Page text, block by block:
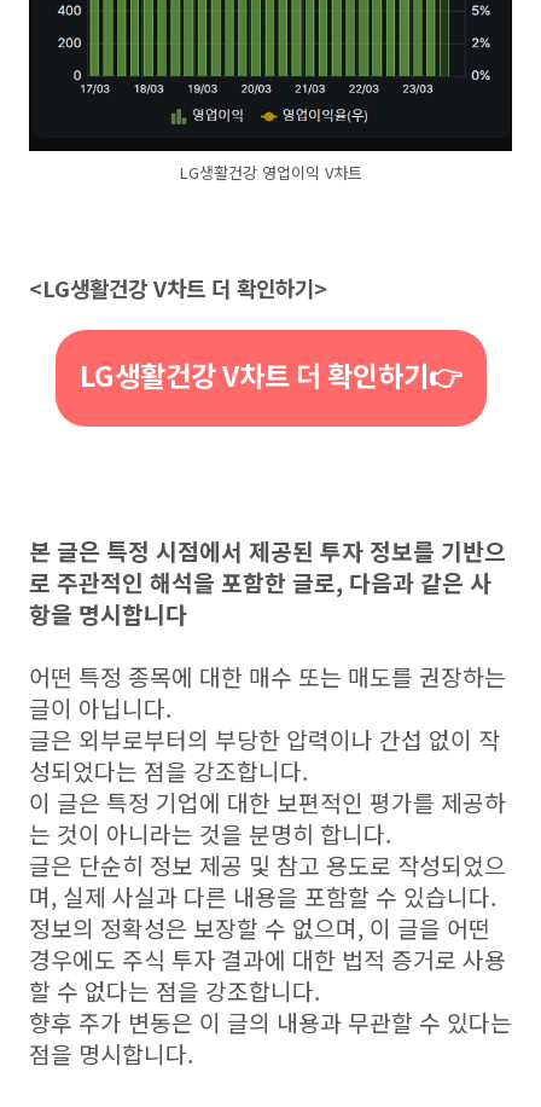
LG생활건강 영업이익 V차트
<LG생활건강 V차트 더 확인하기>
LG생활건강 V차트 더 확인하기👉
본 글은 특정 시점에서 제공된 투자 정보를 기반으
로 주관적인 해석을 포함한 글로, 다음과 같은 사
항을 명시합니다
어떤 특정 종목에 대한 매수 또는 매도를 권장하는
글이 아닙니다.
글은 외부로부터의 부당한 압력이나 간섭 없이 작
성되었다는 점을 강조합니다.
이 글은 특정 기업에 대한 보편적인 평가를 제공하
는 것이 아니라는 것을 분명히 합니다.
글은 단순히 정보 제공 및 참고 용도로 작성되었으
며, 실제 사실과 다른 내용을 포함할 수 있습니다.
정보의 정확성은 보장할 수 없으며, 이 글을 어떤
경우에도 주식 투자 결과에 대한 법적 증거로 사용
할 수 없다는 점을 강조합니다.
향후 주가 변동은 이 글의 내용과 무관할 수 있다는
점을 명시합니다.